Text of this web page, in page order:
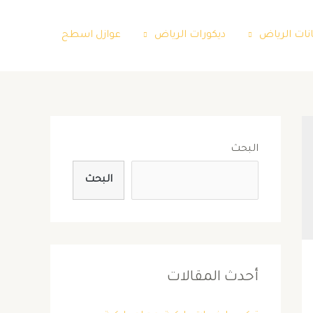
الرياض ديكورات الرياض عوازل اسطح
البحث
البحث
أحدث المقالات